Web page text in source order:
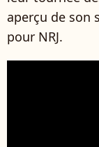
aperçu de son
pour NRJ.